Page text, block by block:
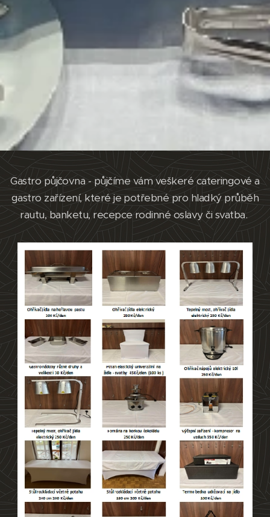
Gastro půjčovna - půjčíme vám veškeré cateringové a
gastro zařízení, které je potřebné pro hladký průběh
rautu, banketu, recepce rodinné oslavy či svatba.